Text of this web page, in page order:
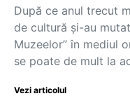
După ce anul trecut
de cultură și-au
Muzeelor” în mediul
se poate de mult la
Vezi articolul